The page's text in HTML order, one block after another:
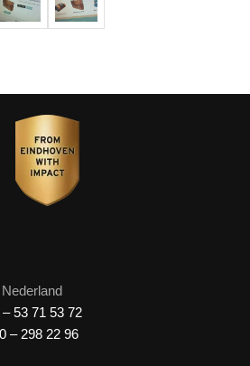
– 53 71 53 72
– 298 22 96